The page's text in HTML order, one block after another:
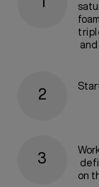
foam
on